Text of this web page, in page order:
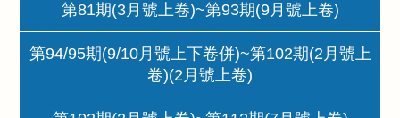
第81期(3月號上卷)~第93期(9月號上卷)
第94/95期(9/10月號上下卷併)~第102期(2月號上
卷)(2月號上卷)